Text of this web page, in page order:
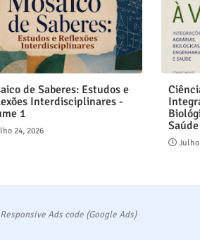
de Saberes: Estudos e
Interdisciplinares -
1
24, 2026
Saúde
Julho
Ads code (Google Ads)